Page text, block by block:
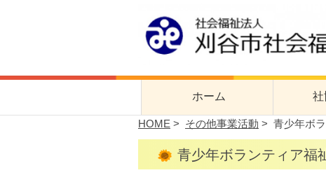
刈谷市社会福
刈谷市社会福祉協議会公式サイト
ホーム 社
社協の計
事業計
HOME > その他事業活動 > 青少年ボ
青少年ボランティア福